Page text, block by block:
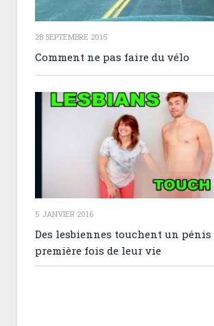
28 SEPTEMBRE 2015
Comment ne pas faire du vélo
5 JANVIER 2016
Des lesbiennes touchent un
première fois de leur vie